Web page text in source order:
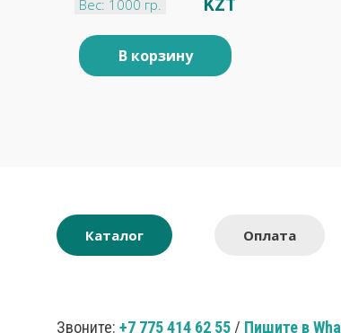
Вес: 1000 гр.
В корзину
Каталог Оплата
Звоните: +7 775 414 62 55 / Пишите в